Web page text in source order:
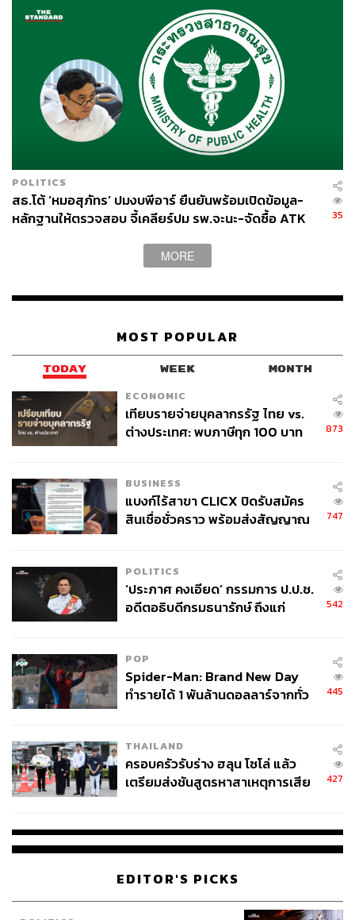
POLITICS
สธ.โต้ ‘หมอสุภัทร’ ปมงบพีอาร์ ยืนยันพร้อมเปิดข้อมูล-
หลักฐานให้ตรวจสอบ จี้เคลียร์ปม รพ.จะนะ-จัดซื้อ ATK
35
MORE
MOST POPULAR
TODAY WEEK MONTH
ECONOMIC
เทียบรายจ่ายบุคลากรรัฐ ไทย vs.
ต่างประเทศ: พบภาษีทุก 100 บาท
873
BUSINESS
แบงก์ไร้สาขา CLICX ปิดรับสมัคร
สินเชื่อชั่วคราว พร้อมส่งสัญญาณ
747
POLITICS
‘ประภาศ คงเอียด’ กรรมการ ป.ป.ช.
อดีตอธิบดีกรมธนารักษ์ ถึงแก่
542
POP
Spider-Man: Brand New Day
ทำรายได้ 1 พันล้านดอลลาร์จากทั่ว
445
THAILAND
ครอบครัวรับร่าง ฮลุน โซโล่ แล้ว
เตรียมส่งชันสูตรหาสาเหตุการเสีย
427
EDITOR'S PICKS